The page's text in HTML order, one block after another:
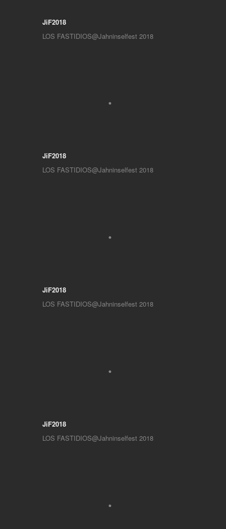
JiF2018
LOS FASTIDIOS@Jahninselfest 2018
JiF2018
LOS FASTIDIOS@Jahninselfest 2018
JiF2018
LOS FASTIDIOS@Jahninselfest 2018
JiF2018
LOS FASTIDIOS@Jahninselfest 2018